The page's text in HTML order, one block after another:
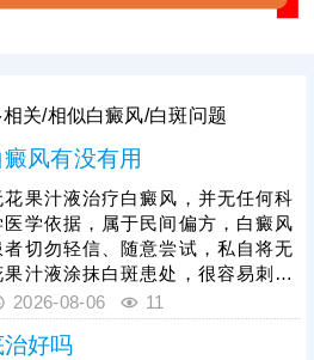
关/相似白癜风/白斑问题
风有没有用
花果汁液治疗白癜风，并无任何科
医学依据，属于民间偏方，白癜风
者切勿轻信、随意尝试，私自将无
果汁液涂抹白斑患处，很容易刺激
弱的皮损肌肤，引发过敏、炎症，
发皮肤同形反应，导致白斑扩散、
情加重，同时还会耽误正规治疗时
2026-08-06 11
好吗